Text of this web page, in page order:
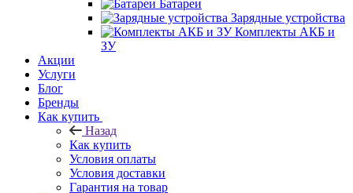
Батареи
Зарядные устройства
Комплекты АКБ и
ЗУ
Акции
Услуги
Блог
Бренды
Как купить
Назад
Как купить
Условия оплаты
Условия доставки
Гарантия на товар